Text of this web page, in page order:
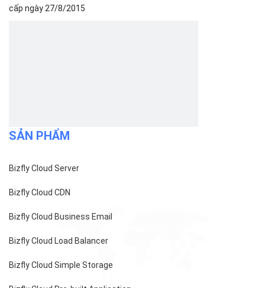
Bizfly Cloud VPN
Bizfly Cloud Container Registry
VỀ BIZFLY CLOUD